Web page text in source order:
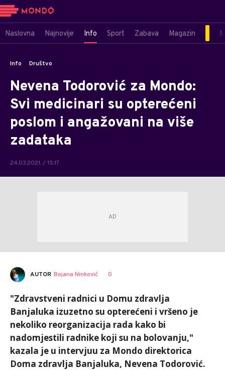
Naslovna Najnovije Info Sport Zabava Magazin
Info Društvo
Nevena Todorović za Mondo:
Svi medicinari su opterećeni
poslom i angažovani na više
zadataka
24.03.2021. / 15:17
AUTOR Bojana Ninković 0
"Zdravstveni radnici u Domu zdravlja
Banjaluka izuzetno su opterećeni i vršeno je
nekoliko reorganizacija rada kako bi
nadomjestili radnike koji su na bolovanju,"
kazala je u intervjuu za Mondo direktorica
Doma zdravlja Banjaluka, Nevena Todorović.